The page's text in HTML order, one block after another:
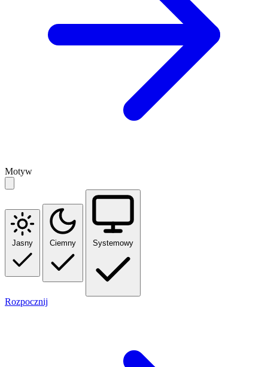
Motyw
Jasny Ciemny Systemowy
Rozpocznij